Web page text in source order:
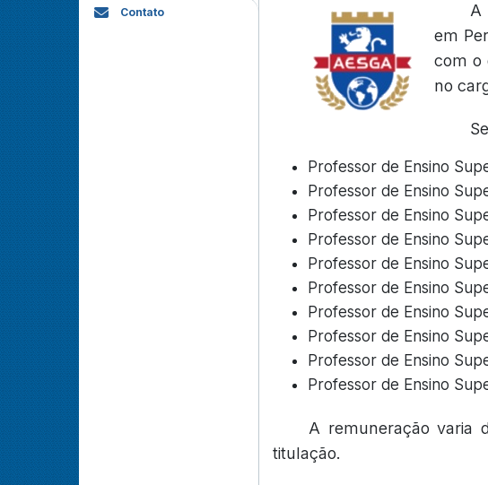
Contato A
em
com o
no
Professor de Ensino
Professor de Ensino
Professor de Ensino
Professor de Ensino
Professor de Ensino
Professor de Ensino
Professor de Ensino
Professor de Ensino
Professor de Ensino
Professor de Ensino
A remuneração varia
titulação.